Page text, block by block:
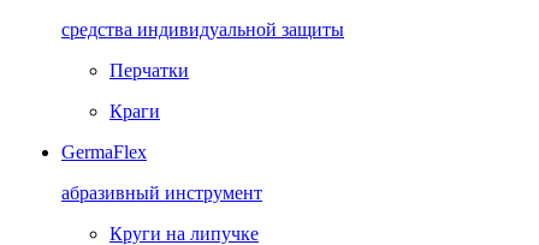
средства индивидуальной защиты
Перчатки
Краги
GermaFlex
абразивный инструмент
Круги на липучке